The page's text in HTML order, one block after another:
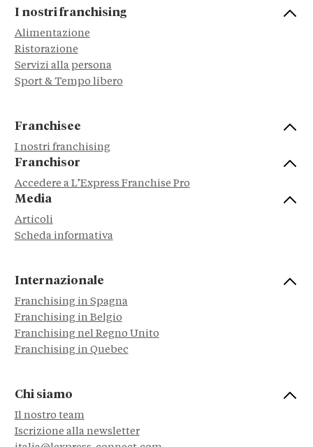
I nostri franchising
Alimentazione
Ristorazione
Servizi alla persona
Sport & Tempo libero
Franchisee
I nostri franchising
Franchisor
Accedere a L’Express Franchise Pro
Media
Articoli
Scheda informativa
Internazionale
Franchising in Spagna
Franchising in Belgio
Franchising nel Regno Unito
Franchising in Quebec
Chi siamo
Il nostro team
Iscrizione alla newsletter